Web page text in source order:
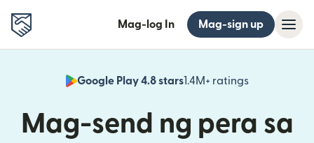
Mag-log In Mag-sign up
Google Play 4.8 stars1.4M+ ratings
(bubukas
Mag-send ng pera sa